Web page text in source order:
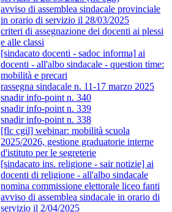
avviso di assemblea sindacale provinciale
in orario di servizio il 28/03/2025
criteri di assegnazione dei docenti ai plessi
e alle classi
[sindacato docenti - sadoc informa] ai
docenti - all'albo sindacale - question time:
mobilità e precari
rassegna sindacale n. 11-17 marzo 2025
snadir info-point n. 340
snadir info-point n. 339
snadir info-point n. 338
[flc cgil] webinar: mobilità scuola
2025/2026, gestione graduatorie interne
d'istituto per le segreterie
[sindacato ins. religione - sair notizie] ai
docenti di religione - all'albo sindacale
nomina commissione elettorale liceo fanti
avviso di assemblea sindacale in orario di
servizio il 2/04/2025